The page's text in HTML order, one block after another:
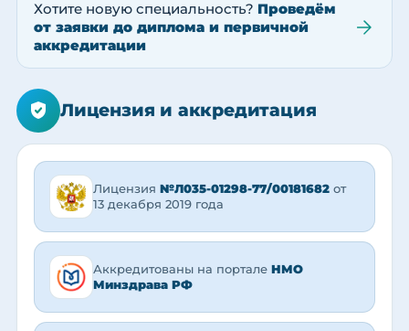
Хотите новую специальность? Проведём
от заявки до диплома и первичной
аккредитации
Лицензия и аккредитация
Лицензия №Л035-01298-77/00181682 от
13 декабря 2019 года
Аккредитованы на портале НМО
Минздрава РФ